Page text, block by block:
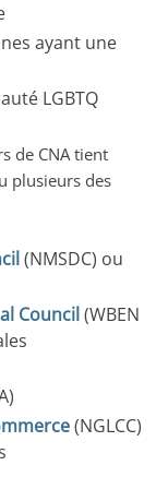
ayant une
LGBTQ
de CNA tient
plusieurs des
(NMSDC) ou
Council (WBEN
(NGLCC)